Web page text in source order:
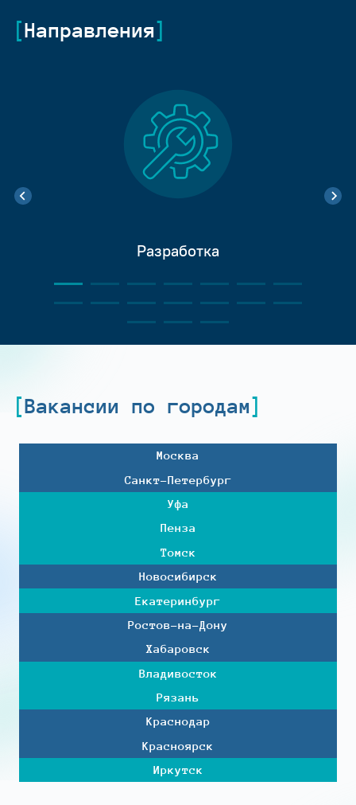
Направления
Разработка
Вакансии по городам
Москва
Санкт-Петербург
Уфа
Пенза
Томск
Новосибирск
Екатеринбург
Ростов-на-Дону
Хабаровск
Владивосток
Рязань
Краснодар
Красноярск
Иркутск